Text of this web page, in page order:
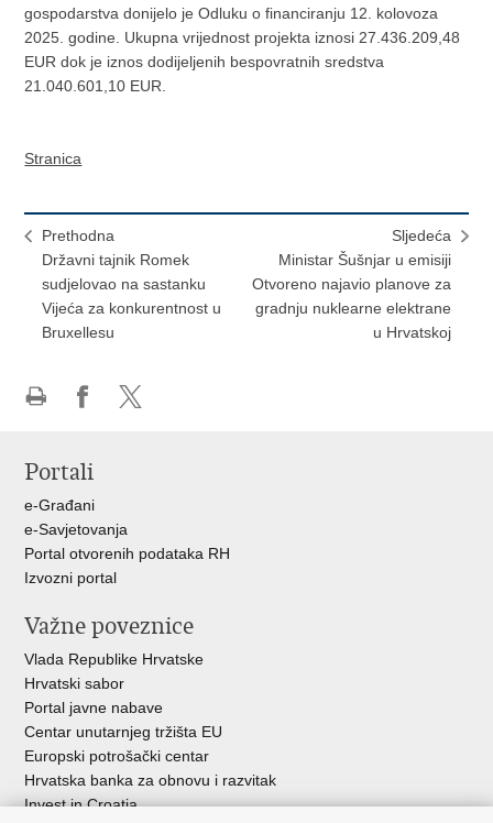
gospodarstva donijelo je Odluku o financiranju 12. kolovoza
2025. godine. Ukupna vrijednost projekta iznosi 27.436.209,48
EUR dok je iznos dodijeljenih bespovratnih sredstva
21.040.601,10 EUR.
Stranica
Prethodna
Državni tajnik Romek
sudjelovao na sastanku
Vijeća za konkurentnost u
Bruxellesu
Sljedeća
Ministar Šušnjar u emisiji
Otvoreno najavio planove za
gradnju nuklearne elektrane
u Hrvatskoj
Facebooku
Portali
e-Građani
e-Savjetovanja
Portal otvorenih podataka RH
Izvozni portal
Važne poveznice
Vlada Republike Hrvatske
Hrvatski sabor
Portal javne nabave
Centar unutarnjeg tržišta EU
Europski potrošački centar
Hrvatska banka za obnovu i razvitak
Invest in Croatia